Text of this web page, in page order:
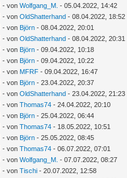
- vonWolfgang_M. - 05.04.2022, 14:42
- vonOldShatterhand - 08.04.2022, 18:52
- von Björn - 08.04.2022, 20:01
- vonOldShatterhand - 08.04.2022, 20:31
- von Björn - 09.04.2022, 10:18
- von Björn - 09.04.2022, 10:22
- von MFRF - 09.04.2022, 16:47
- von Björn - 23.04.2022, 20:37
- vonOldShatterhand - 23.04.2022, 21:23
- vonThomas74 - 24.04.2022, 20:10
- von Björn - 25.04.2022, 06:44
- vonThomas74 - 18.05.2022, 10:51
- von Björn - 25.05.2022, 08:45
- vonThomas74 - 06.07.2022, 07:01
- vonWolfgang_M. - 07.07.2022, 08:27
- vonTischi - 20.07.2022, 12:58